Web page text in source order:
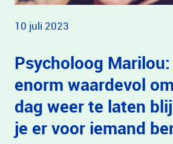
10 juli 2023
Psycholoog
enorm waardevol
dag weer te laten
je er voor iemand